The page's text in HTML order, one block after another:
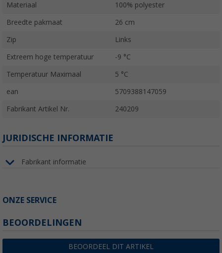
Materiaal 100% polyester
Breedte pakmaat 26 cm
Zip Links
Extreem hoge temperatuur -9 °C
Temperatuur Maximaal 5 °C
ean 5709388147059
Fabrikant Artikel Nr. 240209
JURIDISCHE INFORMATIE
Fabrikant informatie
ONZE SERVICE
BEOORDELINGEN
BEOORDEEL DIT ARTIKEL